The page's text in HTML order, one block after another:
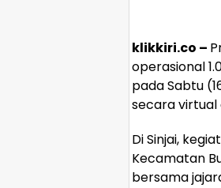
klikkiri.co –
operasional
pada Sabtu
secara virtual
Di Sinjai,
Kecamatan
bersama